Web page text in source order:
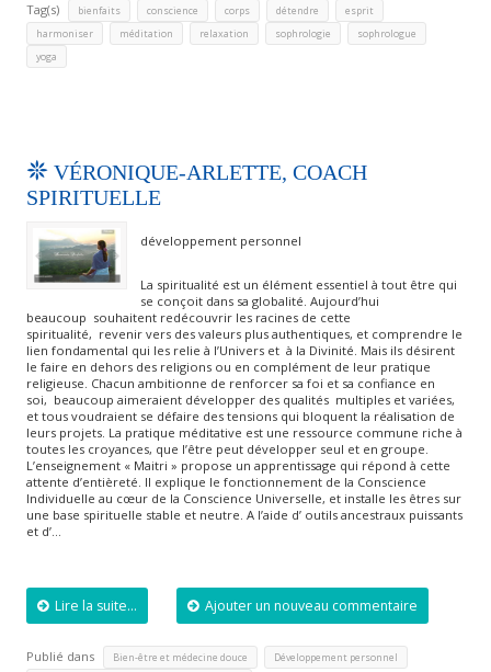
Tag(s) bienfaits conscience corps détendre esprit
harmoniser méditation relaxation sophrologie sophrologue
yoga
VÉRONIQUE-ARLETTE, COACH
SPIRITUELLE
développement personnel
La spiritualité est un élément essentiel à tout être qui
se conçoit dans sa globalité. Aujourd’hui
beaucoup souhaitent redécouvrir les racines de cette
spiritualité, revenir vers des valeurs plus authentiques, et comprendre le
lien fondamental qui les relie à l’Univers et à la Divinité. Mais ils désirent
le faire en dehors des religions ou en complément de leur pratique
religieuse. Chacun ambitionne de renforcer sa foi et sa confiance en
soi, beaucoup aimeraient développer des qualités multiples et variées,
et tous voudraient se défaire des tensions qui bloquent la réalisation de
leurs projets. La pratique méditative est une ressource commune riche à
toutes les croyances, que l’être peut développer seul et en groupe.
L’enseignement « Maitri » propose un apprentissage qui répond à cette
attente d’entièreté. Il explique le fonctionnement de la Conscience
Individuelle au cœur de la Conscience Universelle, et installe les êtres sur
une base spirituelle stable et neutre. A l’aide d’ outils ancestraux puissants
et d’…
Lire la suite... Ajouter un nouveau commentaire
Publié dans Bien-être et médecine douce Développement personnel